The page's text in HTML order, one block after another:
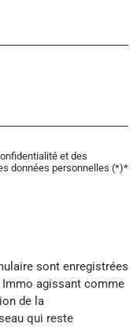
et des
données personnelles (*)*
sont enregistrées
agissant comme
de la
qui reste